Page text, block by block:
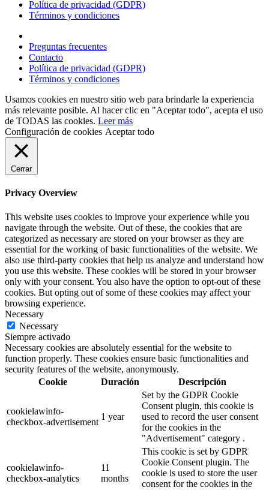
Política de privacidad (GDPR)
Términos y condiciones
Preguntas frecuentes
Contacto
Política de privacidad (GDPR)
Términos y condiciones
Usamos cookies en nuestro sitio web para brindarle la experiencia
más relevante posible. Al hacer clic en "Aceptar todo", acepta el uso
de TODAS las cookies. Leer más
Configuración de cookies Aceptar todo
Cerrar
Privacy Overview
This website uses cookies to improve your experience while you
navigate through the website. Out of these, the cookies that are
categorized as necessary are stored on your browser as they are
essential for the working of basic functionalities of the website. We
also use third-party cookies that help us analyze and understand how
you use this website. These cookies will be stored in your browser
only with your consent. You also have the option to opt-out of these
cookies. But opting out of some of these cookies may affect your
browsing experience.
Necessary
Necessary
Siempre activado
Necessary cookies are absolutely essential for the website to
function properly. These cookies ensure basic functionalities and
security features of the website, anonymously.
Cookie
Duración Descripción
cookielawinfo-
checkbox-advertisement
1 year
Set by the GDPR Cookie
Consent plugin, this cookie is
used to record the user consent
for the cookies in the
"Advertisement" category .
cookielawinfo-
checkbox-analytics
11
months
This cookie is set by GDPR
Cookie Consent plugin. The
cookie is used to store the user
consent for the cookies in the